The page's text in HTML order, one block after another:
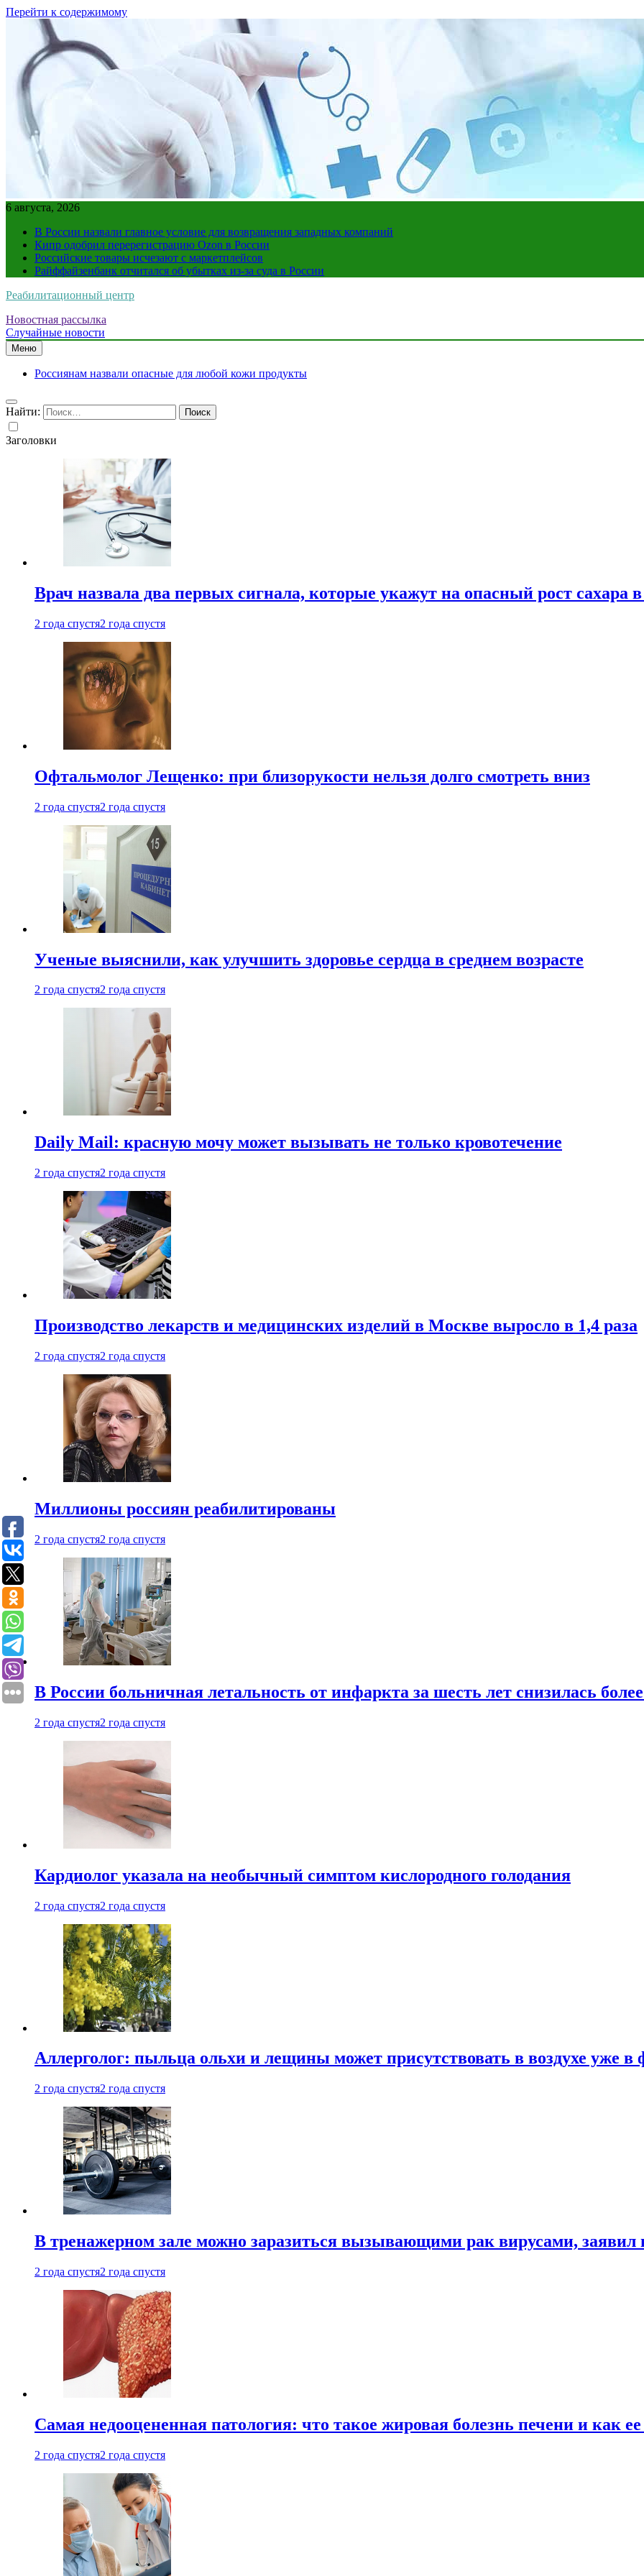
Перейти к содержимому
6 августа, 2026
В России назвали главное условие для возвращения западных компаний
Кипр одобрил перерегистрацию Ozon в России
Российские товары исчезают с маркетплейсов
Райффайзенбанк отчитался об убытках из-за суда в России
Реабилитационный центр
Новостная рассылка
Случайные новости
Меню
Россиянам назвали опасные для любой кожи продукты
Найти:
Заголовки
Врач назвала два первых сигнала, которые укажут на опасный рост сахара
2 года спустя2 года спустя
Офтальмолог Лещенко: при близорукости нельзя долго смотреть вниз
2 года спустя2 года спустя
Ученые выяснили, как улучшить здоровье сердца в среднем возрасте
2 года спустя2 года спустя
Daily Mail: красную мочу может вызывать не только кровотечение
2 года спустя2 года спустя
Производство лекарств и медицинских изделий в Москве выросло в 1,4 раза
2 года спустя2 года спустя
Миллионы россиян реабилитированы
2 года спустя2 года спустя
В России больничная летальность от инфаркта за шесть лет снизилась
2 года спустя2 года спустя
Кардиолог указала на необычный симптом кислородного голодания
2 года спустя2 года спустя
Аллерголог: пыльца ольхи и лещины может присутствовать в воздухе уже в
2 года спустя2 года спустя
В тренажерном зале можно заразиться вызывающими рак вирусами, заявил
2 года спустя2 года спустя
Самая недооцененная патология: что такое жировая болезнь печени и как
2 года спустя2 года спустя